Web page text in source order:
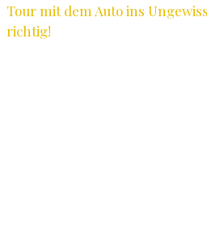
Tour mit dem Auto ins
richtig!